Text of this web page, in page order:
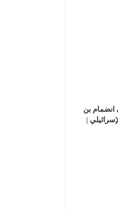
انضمام بن
|